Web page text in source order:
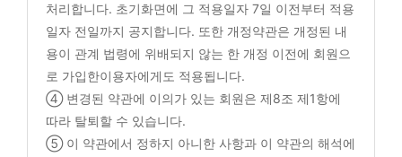
처리합니다. 초기화면에 그 적용일자 7일 이전부터 적용
일자 전일까지 공지합니다. 또한 개정약관은 개정된 내
용이 관계 법령에 위배되지 않는 한 개정 이전에 회원으
로 가입한이용자에게도 적용됩니다.
④ 변경된 약관에 이의가 있는 회원은 제8조 제1항에
따라 탈퇴할 수 있습니다.
⑤ 이 약관에서 정하지 아니한 사항과 이 약관의 해석에